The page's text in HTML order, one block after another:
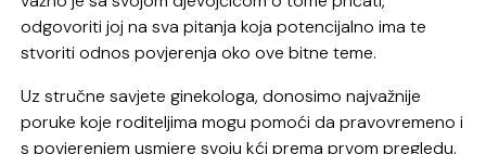
odgovoriti joj na sva pitanja koja potencijalno ima te
stvoriti odnos povjerenja oko ove bitne teme.
Uz stručne savjete ginekologa, donosimo najvažnije
poruke koje roditeljima mogu pomoći da pravovremeno i
s povjerenjem usmjere svoju kći prema prvom pregledu.